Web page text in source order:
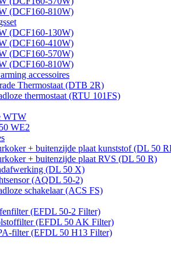
(DCF160-810W)
(DCF160-130W)
(DCF160-410W)
(DCF160-570W)
(DCF160-810W)
accessoires
Thermostaat (DTB 2R)
thermostaat (RTU 101FS)
WTW
WE2
+ buitenzijde plaat kunststof (DL 50
+ buitenzijde plaat RVS (DL 50 R)
(DL 50 X)
(AQDL 50-2)
schakelaar (ACS FS)
(EFDL 50-2 Filter)
(EFDL 50 AK Filter)
filter (EFDL 50 H13 Filter)